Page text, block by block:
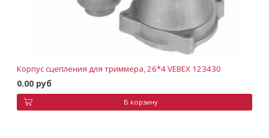
Корпус сцепления для триммера, 26*4 VEBEX 123430
0.00 руб
В корзину